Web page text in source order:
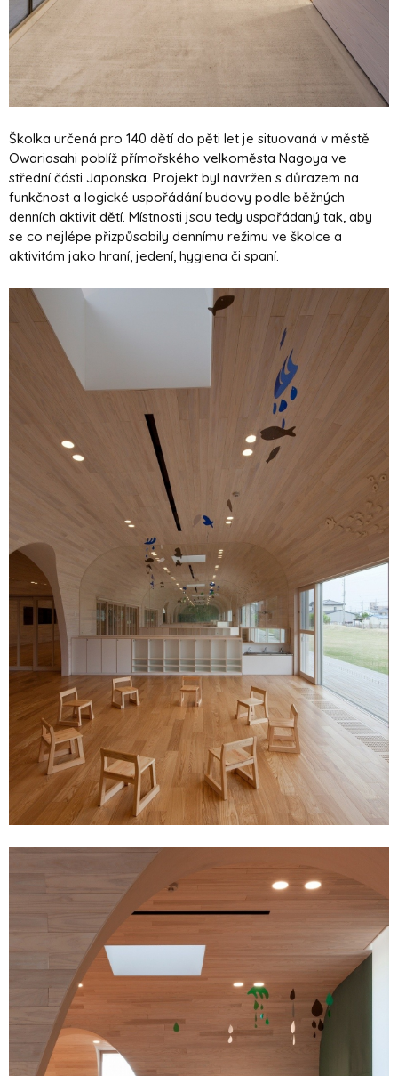
Školka určená pro 140 dětí do pěti let je situovaná v městě
Owariasahi poblíž přímořského velkoměsta Nagoya ve
střední části Japonska. Projekt byl navržen s důrazem na
funkčnost a logické uspořádání budovy podle běžných
denních aktivit dětí. Místnosti jsou tedy uspořádaný tak, aby
se co nejlépe přizpůsobily dennímu režimu ve školce a
aktivitám jako hraní, jedení, hygiena či spaní.